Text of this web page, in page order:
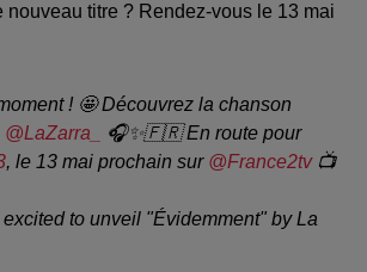
nouveau titre ? Rendez-vous le 13 mai
! 🤩 Découvrez la chanson
@LaZarra_
🎧✨🇫🇷 En route pour
, le 13 mai prochain sur @France2tv📺
to unveil "Évidemment" by La